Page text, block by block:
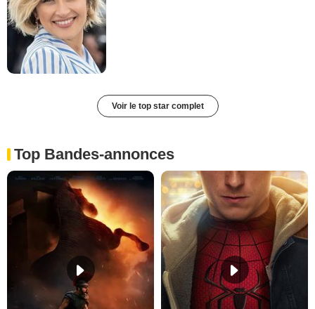
Voir le top star complet
Top Bandes-annonces